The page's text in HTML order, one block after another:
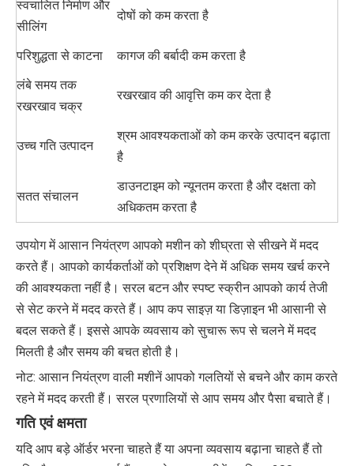
स्वचालित निर्माण और
सीलिंग
दोषों को कम करता है
परिशुद्धता से काटना
कागज की बर्बादी कम करता है
लंबे समय तक
रखरखाव चक्र
रखरखाव की आवृत्ति कम कर देता है
उच्च गति उत्पादन
श्रम आवश्यकताओं को कम करके उत्पादन बढ़ाता
है
सतत संचालन
डाउनटाइम को न्यूनतम करता है और दक्षता को
अधिकतम करता है
उपयोग में आसान नियंत्रण आपको मशीन को शीघ्रता से सीखने में मदद
करते हैं। आपको कार्यकर्ताओं को प्रशिक्षण देने में अधिक समय खर्च करने
की आवश्यकता नहीं है। सरल बटन और स्पष्ट स्क्रीन आपको कार्य तेजी
से सेट करने में मदद करते हैं। आप कप साइज़ या डिज़ाइन भी आसानी से
बदल सकते हैं। इससे आपके व्यवसाय को सुचारू रूप से चलने में मदद
मिलती है और समय की बचत होती है।
नोट: आसान नियंत्रण वाली मशीनें आपको गलतियों से बचने और काम करते
रहने में मदद करती हैं। सरल प्रणालियों से आप समय और पैसा बचाते हैं।
गति एवं क्षमता
यदि आप बड़े ऑर्डर भरना चाहते हैं या अपना व्यवसाय बढ़ाना चाहते हैं तो